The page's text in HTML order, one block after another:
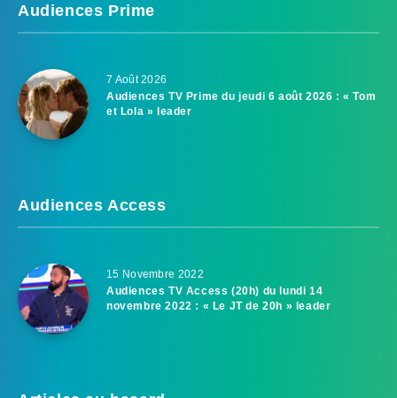
Audiences Prime
7 Août 2026
Audiences TV Prime du jeudi 6 août 2026 : « Tom
et Lola » leader
Audiences Access
15 Novembre 2022
Audiences TV Access (20h) du lundi 14
novembre 2022 : « Le JT de 20h » leader